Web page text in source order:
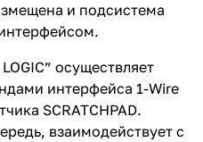
и подсистема
осуществляет
интерфейса 1-Wire
SCRATCHPAD.
взаимодействует с